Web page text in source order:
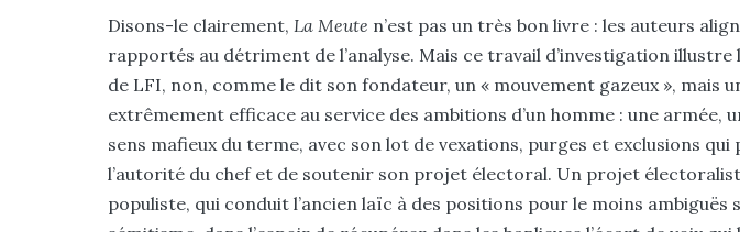
Disons-le clairement, La Meute n’est pas un très bon livre : les auteurs
rapportés au détriment de l’analyse. Mais ce travail d’investigation
de LFI, non, comme le dit son fondateur, un « mouvement gazeux », mais
extrêmement efficace au service des ambitions d’un homme : une armée,
sens mafieux du terme, avec son lot de vexations, purges et exclusions
l’autorité du chef et de soutenir son projet électoral. Un projet
populiste, qui conduit l’ancien laïc à des positions pour le moins ambiguës